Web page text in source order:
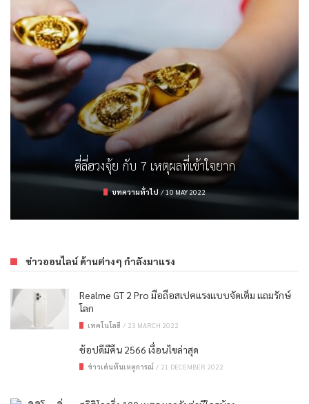
ตี่ลี่ฮวงจุ้ย กับ 7 เหตุผลที่เข้าใจยาก
บทความทั่วไป / 10 MAY 2022
ตรวจสลาก ธอส. งวด 16/3/65
การลงทุน 16 MARCH 2022
รถยนต์ไฟฟ้า คิดให้ดีก่อนมีครอบครอง
ยานยนต์ / 9 APRIL 2022
รู้จักกับจุดความร้อน (Hot Spot) และสาเหตุ
บทความทั่วไป / 19 FEBRUARY 2023
ข่าวออนไลน์ ด้านต่างๆ กำลังมาแรง
Realme GT 2 Pro มือถือสเปคแรงแบบจัดเต็ม แถมรักษ์
โลก
เทคโนโลยี / 23 MARCH 2022
ช้อปดีมีคืน 2566 เงื่อนไขล่าสุด
ข่าวเด่นทันเหตุการณ์ / 21 DECEMBER 2022